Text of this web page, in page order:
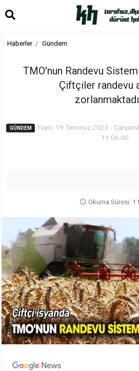
Haberler Gündem
TMO'nun Randevu
Çiftçiler randevu
GÜNDEM
Yayın: 19 Temmuz 2023 -
11:06:00
Okuma Süresi: